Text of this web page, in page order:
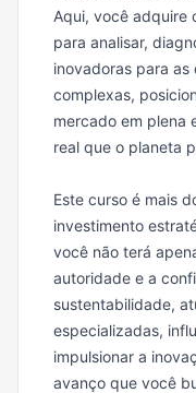
Aqui, você adquire
para analisar,
inovadoras para as
complexas,
mercado em plena
real que o planeta
Este curso é mais
investimento
você não terá
autoridade e a
sustentabilidade,
especializadas,
impulsionar a
avanço que você